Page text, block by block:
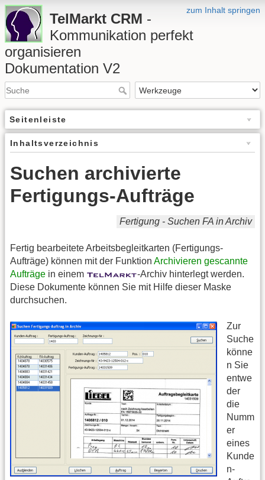
zum Inhalt springen
TelMarkt CRM -
Kommunikation perfekt
organisieren
Dokumentation V2
Seitenleiste
Inhaltsverzeichnis
Suchen archivierte
Fertigungs-Aufträge
Fertigung - Suchen FA in Archiv
Fertig bearbeitete Arbeitsbegleitkarten (Fertigungs-
Aufträge) können mit der Funktion Archivieren gescannte
Aufträge in einem
-Archiv hinterlegt werden.
Diese Dokumente können Sie mit Hilfe dieser Maske
durchsuchen.
Zur
Suche
könne
n Sie
entwe
der
die
Numm
er
eines
Kunde
n-